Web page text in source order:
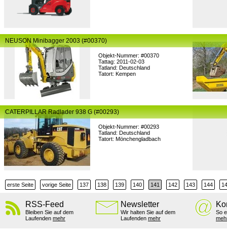
Objekt-Nummer: #00370
Tattag: 2011-02-03
Tatland: Deutschland
Tatort: Kempen
NEUSON Minibagger 2003 (#00370)
Objekt-Nummer: #00293
Tatland: Deutschland
Tatort: Mönchengladbach
CATERPILLAR Radlader 938 G (#00293)
erste Seite vorige Seite 137 138 139 140 141 142 143 144
RSS-Feed
Bleiben Sie auf dem
Laufenden mehr
Newsletter
Wir halten Sie auf dem
Laufenden mehr
So